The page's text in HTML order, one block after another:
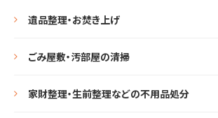
遺品整理・お焚き上げ
ごみ屋敷・汚部屋の清掃
家財整理・生前整理などの不用品処分